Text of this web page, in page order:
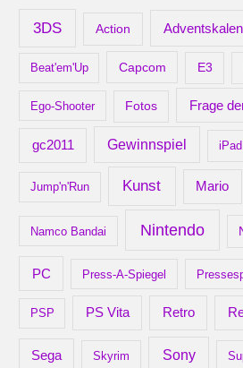
3DS Action
Beat'em'Up Capcom E3
Ego-Shooter Fotos Frage
gc2011 Gewinnspiel iPad
Jump'n'Run Kunst Mario
Namco Bandai Nintendo
PC Press-A-Spiegel
PSP PS Vita Retro
Sega Skyrim Sony